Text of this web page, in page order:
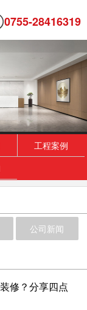
0755-28416319
工程案例
公司新闻
修？分享四点